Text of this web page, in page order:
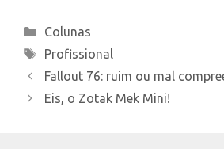
Categories
Colunas
Tags
Profissional
Fallout 76: ruim ou mal
Eis, o Zotak Mek Mini!